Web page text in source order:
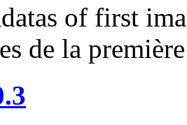
of first
de la